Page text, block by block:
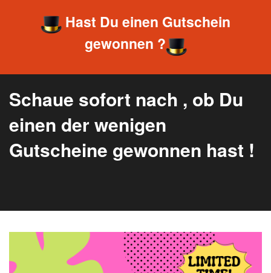
Hast Du einen Gutschein
gewonnen ?
Schaue sofort nach , ob Du
einen der wenigen
Gutscheine gewonnen hast !